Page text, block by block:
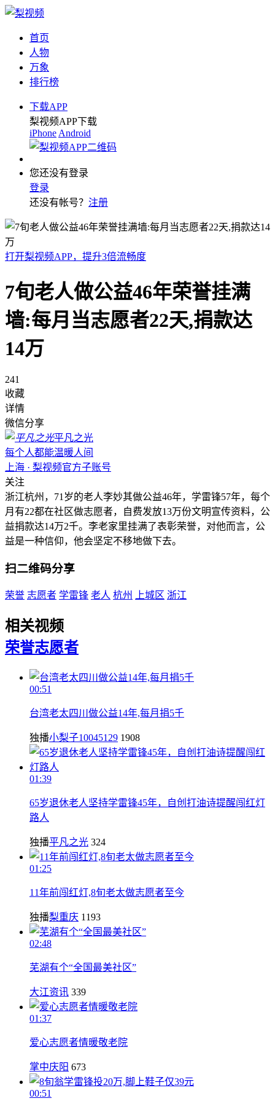
首页
人物
万象
排行榜
下载APP
梨视频APP下载
iPhone Android
您还没有登录
登录
还没有帐号？ 注册
打开梨视频APP，提升3倍流畅度
7旬老人做公益46年荣誉挂满
墙:每月当志愿者22天,捐款达
14万
241
收藏
详情
微信分享
平凡之光
每个人都能温暖人间
上海 · 梨视频官方子账号
关注
浙江杭州，71岁的老人李妙其做公益46年，学雷锋57年，每个
月有22都在社区做志愿者，自费发放13万份文明宣传资料，公
益捐款达14万2千。李老家里挂满了表彰荣誉，对他而言，公
益是一种信仰，他会坚定不移地做下去。
扫二维码分享
荣誉 志愿者 学雷锋 老人 杭州 上城区 浙江
相关视频
荣誉志愿者
00:51
台湾老太四川做公益14年,每月捐5千
独播小梨子10045129 1908
01:39
65岁退休老人坚持学雷锋45年，自创打油诗提醒闯红灯
路人
独播平凡之光 324
01:25
11年前闯红灯,8旬老太做志愿者至今
独播梨重庆 1193
02:48
芜湖有个“全国最美社区”
大江资讯 339
01:37
爱心志愿者情暖敬老院
掌中庆阳 673
00:51